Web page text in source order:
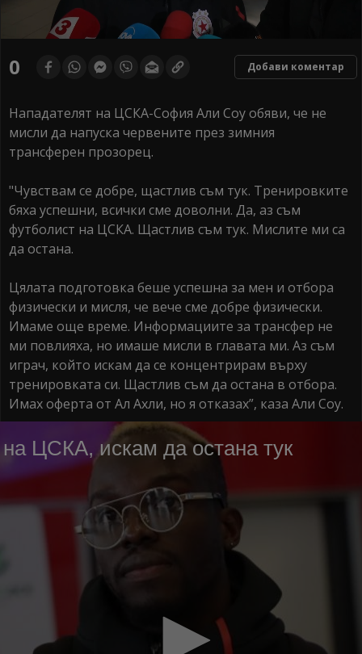
of0 Добави коментар
Нападателят на ЦСКА-София Али Соу обяви, че не
мисли да напуска червените през зимния
трансферен прозорец.
"Чувствам се добре, щастлив съм тук. Тренировките
бяха успешни, всички сме доволни. Да, аз съм
футболист на ЦСКА. Щастлив съм тук. Мислите ми са
да остана.
Цялата подготовка беше успешна за мен и отбора
физически и мисля, че вече сме добре физически.
Имаме още време. Информациите за трансфер не
ми повлияха, но имаше мисли в главата ми. Аз съм
играч, който искам да се концентрирам върху
тренировката си. Щастлив съм да остана в отбора.
Имах оферта от Ал Ахли, но я отказах”, каза Али Соу.